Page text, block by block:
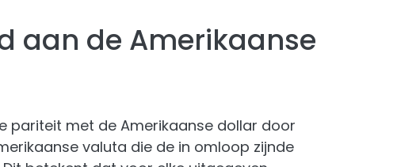
aan de Amerikaanse
pariteit met de Amerikaanse dollar door
valuta die de in omloop zijnde